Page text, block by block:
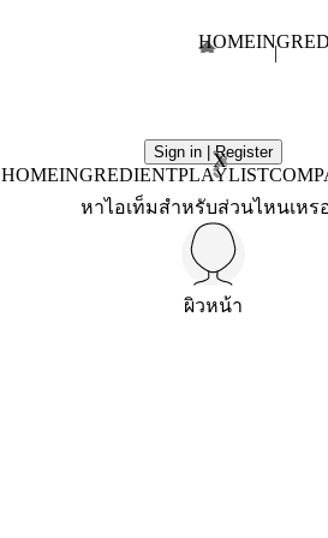
HOME
Sign in | Register
X
HOMEINGREDIENTPLAYLIST
หาไอเท็มสำหรับส่วนไหนเหร
ผิวหน้า